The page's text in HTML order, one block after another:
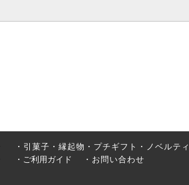
・引菓子・縁起物・プチギフト・ノベルティ
・ご利用ガイド ・お問い合わせ